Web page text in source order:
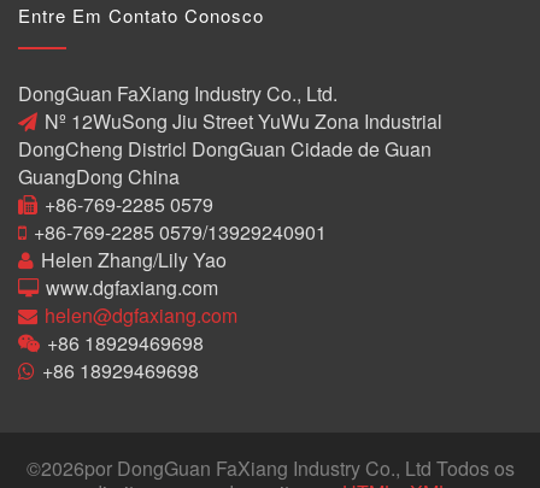
Entre Em Contato Conosco
DongGuan FaXiang Industry Co., Ltd.
Nº 12WuSong Jiu Street YuWu Zona Industrial
DongCheng Districl DongGuan Cidade de Guan
GuangDong China
+86-769-2285 0579
+86-769-2285 0579/13929240901
Helen Zhang/Lily Yao
www.dgfaxiang.com
helen@dgfaxiang.com
+86 18929469698
+86 18929469698
©2026por DongGuan FaXiang Industry Co., Ltd Todos os